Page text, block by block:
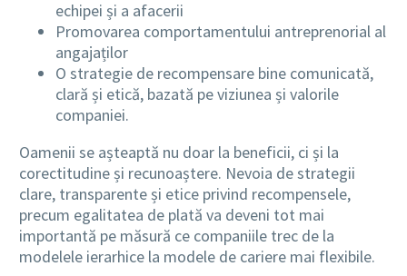
echipei și a afacerii
Promovarea comportamentului antreprenorial al
angajaților
O strategie de recompensare bine comunicată,
clară și etică, bazată pe viziunea și valorile
companiei.
Oamenii se așteaptă nu doar la beneficii, ci și la
corectitudine și recunoaștere. Nevoia de strategii
clare, transparente și etice privind recompensele,
precum egalitatea de plată va deveni tot mai
importantă pe măsură ce companiile trec de la
modelele ierarhice la modele de cariere mai flexibile.